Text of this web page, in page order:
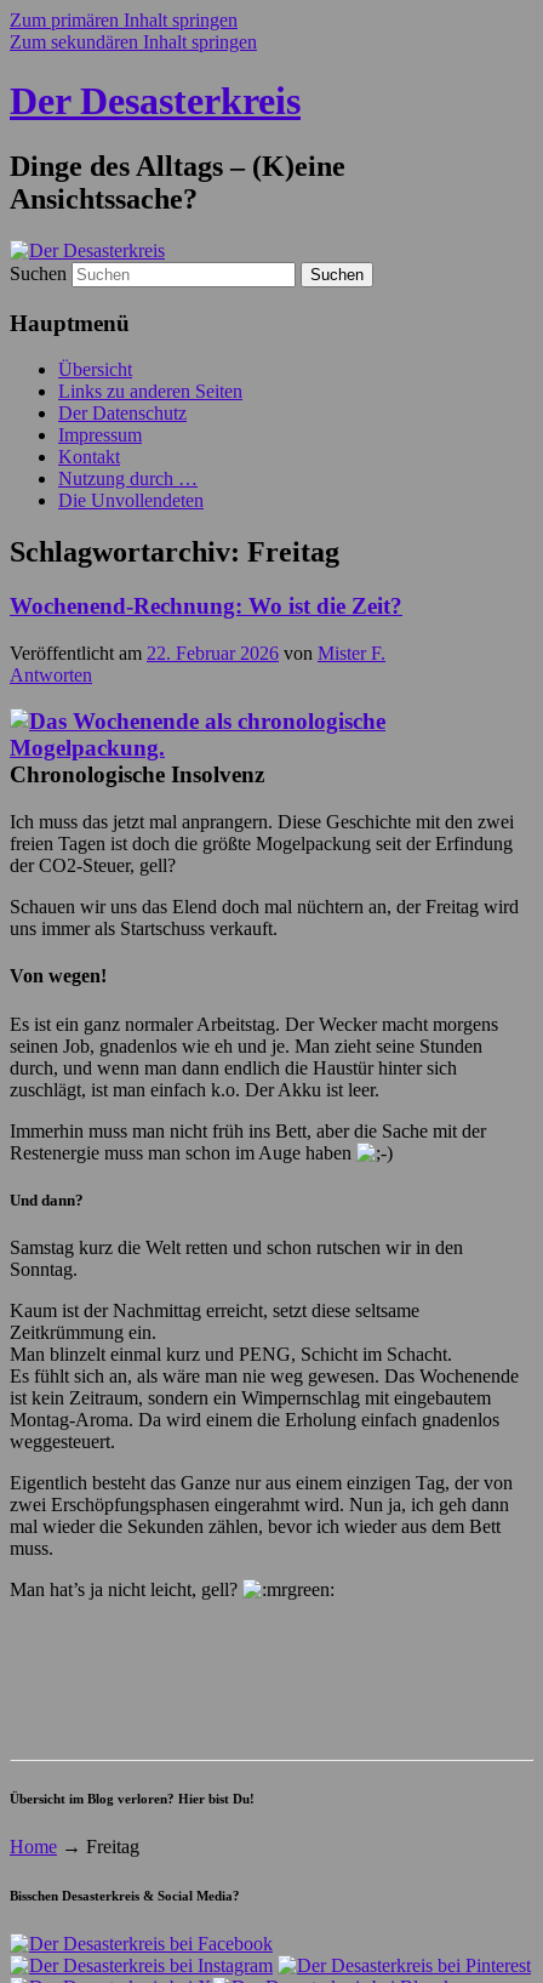
Zum primären Inhalt springen
Zum sekundären Inhalt springen
Der Desasterkreis
Dinge des Alltags – (K)eine
Ansichtssache?
Suchen
Hauptmenü
Übersicht
Links zu anderen Seiten
Der Datenschutz
Impressum
Kontakt
Nutzung durch …
Die Unvollendeten
Schlagwortarchiv: Freitag
Wochenend-Rechnung: Wo ist die Zeit?
Veröffentlicht am 22. Februar 2026 von Mister F.
Antworten
Chronologische Insolvenz
Ich muss das jetzt mal anprangern. Diese Geschichte mit den zwei
freien Tagen ist doch die größte Mogelpackung seit der Erfindung
der CO2-Steuer, gell?
Schauen wir uns das Elend doch mal nüchtern an, der Freitag wird
uns immer als Startschuss verkauft.
Von wegen!
Es ist ein ganz normaler Arbeitstag. Der Wecker macht morgens
seinen Job, gnadenlos wie eh und je. Man zieht seine Stunden
durch, und wenn man dann endlich die Haustür hinter sich
zuschlägt, ist man einfach k.o. Der Akku ist leer.
Immerhin muss man nicht früh ins Bett, aber die Sache mit der
Restenergie muss man schon im Auge haben
Und dann?
Samstag kurz die Welt retten und schon rutschen wir in den
Sonntag.
Kaum ist der Nachmittag erreicht, setzt diese seltsame
Zeitkrümmung ein.
Man blinzelt einmal kurz und PENG, Schicht im Schacht.
Es fühlt sich an, als wäre man nie weg gewesen. Das Wochenende
ist kein Zeitraum, sondern ein Wimpernschlag mit eingebautem
Montag-Aroma. Da wird einem die Erholung einfach gnadenlos
weggesteuert.
Eigentlich besteht das Ganze nur aus einem einzigen Tag, der von
zwei Erschöpfungsphasen eingerahmt wird. Nun ja, ich geh dann
mal wieder die Sekunden zählen, bevor ich wieder aus dem Bett
muss.
Man hat’s ja nicht leicht, gell?
Übersicht im Blog verloren? Hier bist Du!
Home → Freitag
Bisschen Desasterkreis & Social Media?